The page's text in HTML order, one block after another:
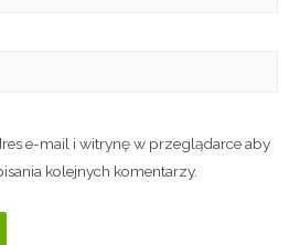
e-mail i witrynę w przeglądarce aby
kolejnych komentarzy.